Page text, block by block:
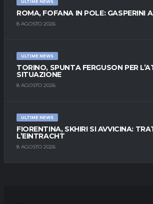
ULTIME NEWS
ROMA, FOFANA IN POLE: GASPERINI
8 AGOSTO 2026
ULTIME NEWS
TORINO, SPUNTA FERGUSON PER
SITUAZIONE
8 AGOSTO 2026
ULTIME NEWS
FIORENTINA, SKHIRI SI AVVICINA:
L’EINTRACHT
8 AGOSTO 2026